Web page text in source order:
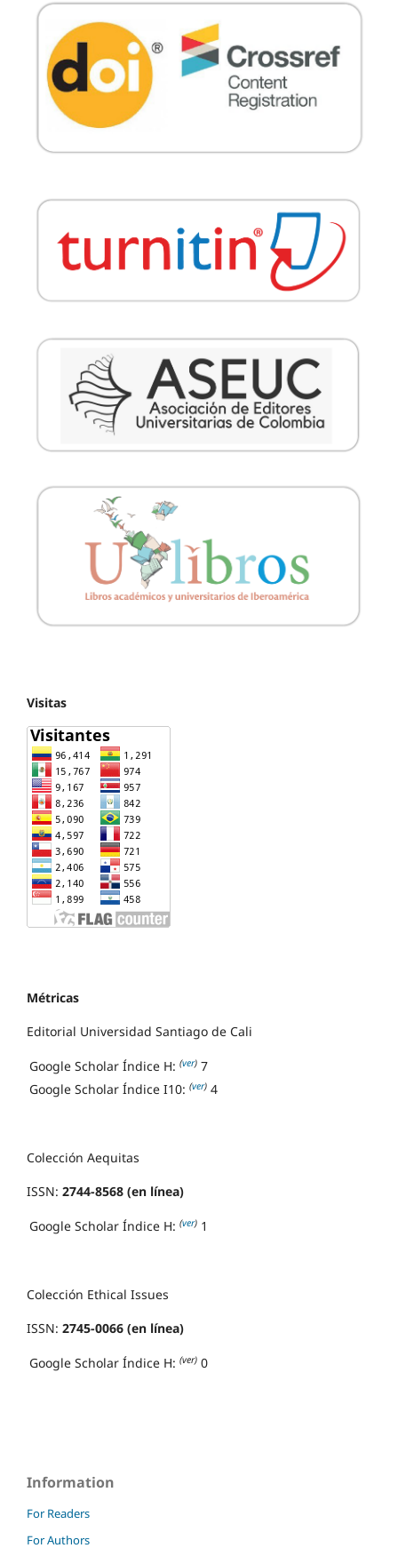
Visitas
Métricas
Editorial Universidad Santiago de Cali
Google Scholar Índice H: (ver) 7
Google Scholar Índice I10: (ver) 4
Colección Aequitas
ISSN: 2744-8568 (en línea)
Google Scholar Índice H: (ver) 1
Colección Ethical Issues
ISSN: 2745-0066 (en línea)
Google Scholar Índice H: (ver) 0
Information
For Readers
For Authors